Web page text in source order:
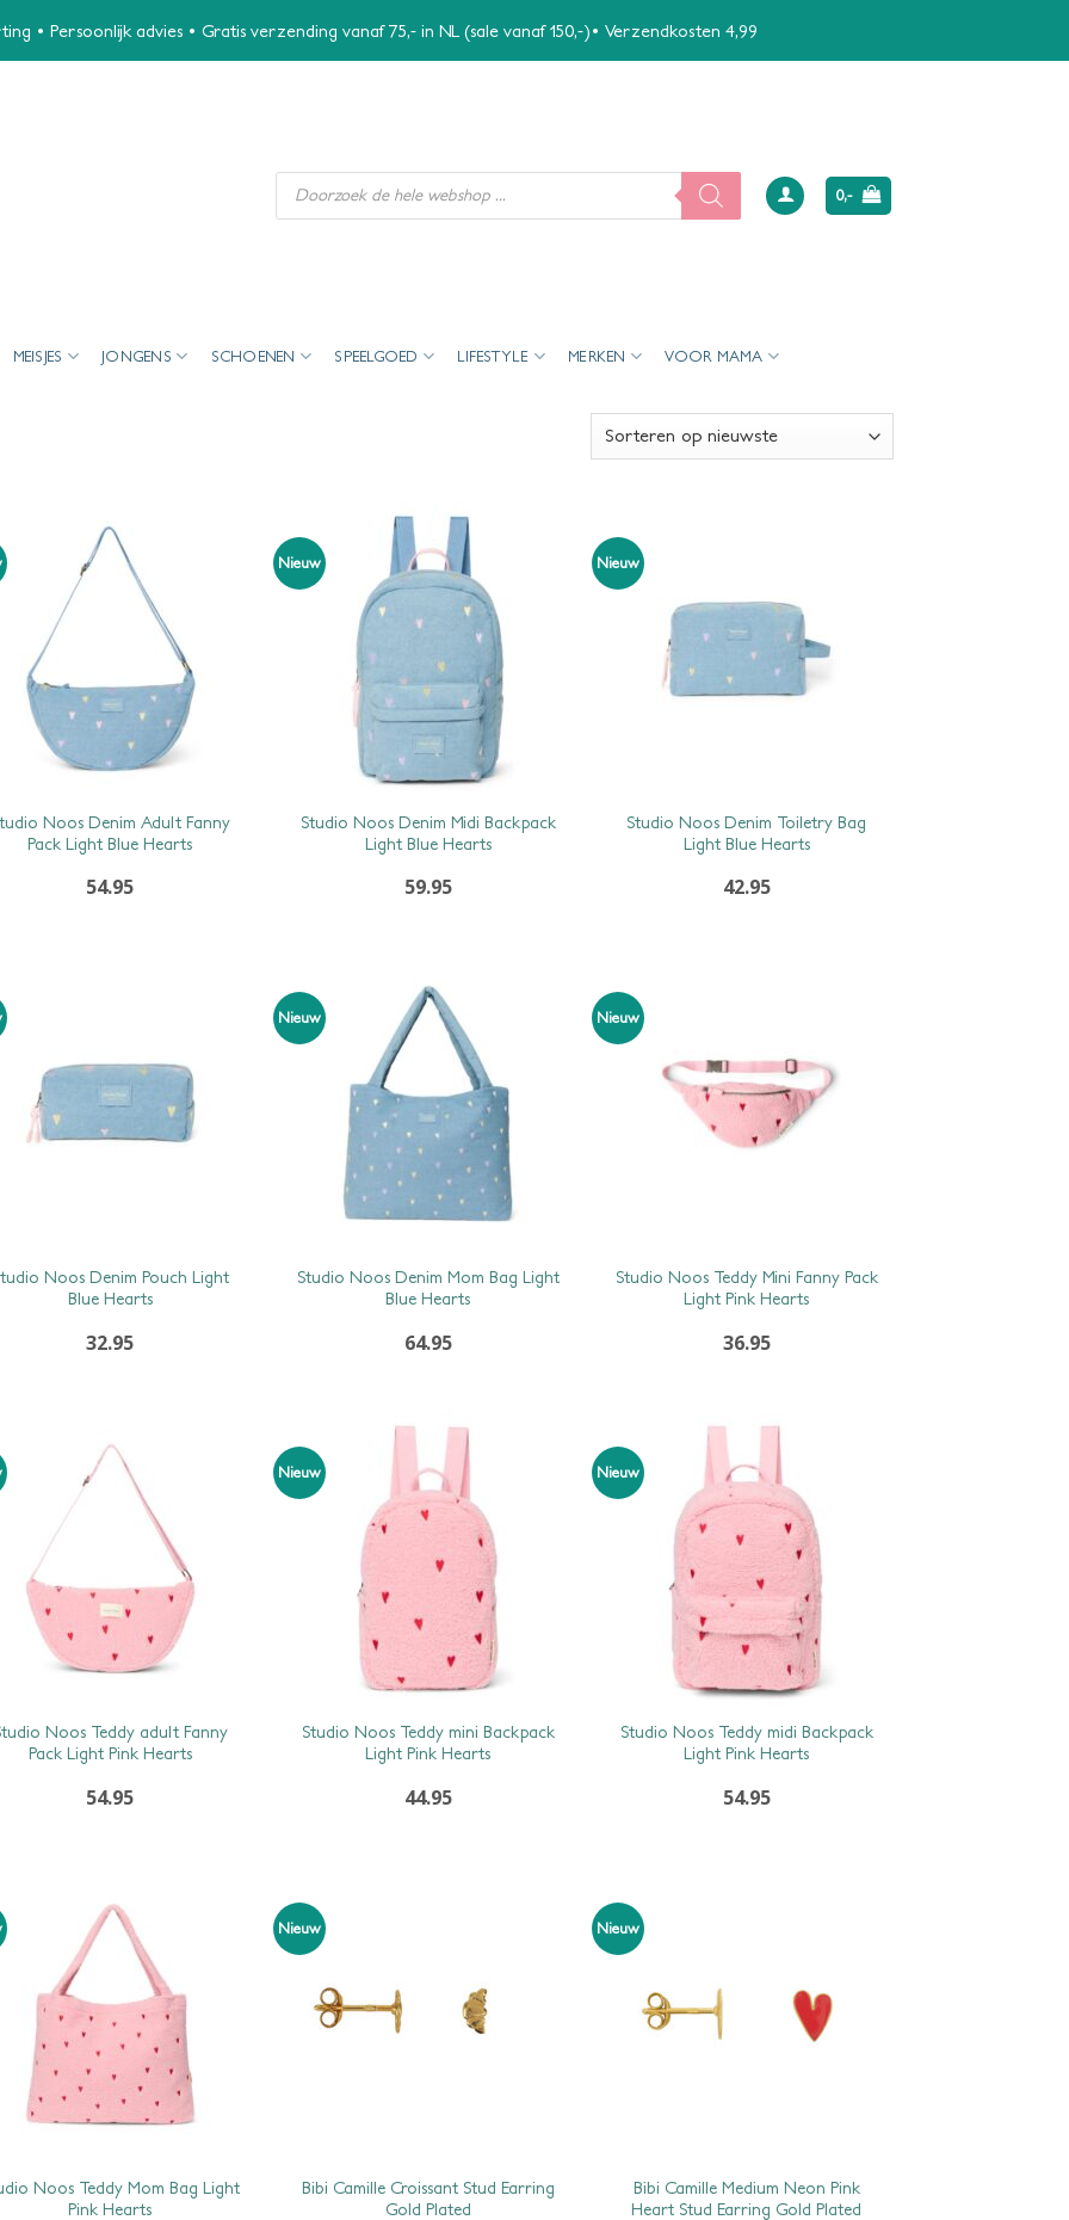
• Persoonlijk advies • Gratis verzending vanaf 75,- in NL (sale vanaf 150,-)• Verzendkosten 4,99
Producten
zoeken
0,-
MEISJES JONGENS SCHOENEN SPEELGOED LIFESTYLE MERKEN VOOR MAMA
Noos Denim Adult Fanny
Pack Light Blue Hearts
54.95
Nieuw
Studio Noos Denim Midi Backpack
Light Blue Hearts
59.95
Nieuw
Studio Noos Denim Toiletry Bag
Light Blue Hearts
42.95
Noos Denim Pouch Light
Blue Hearts
32.95
Nieuw
Studio Noos Denim Mom Bag Light
Blue Hearts
64.95
Nieuw
Studio Noos Teddy Mini Fanny Pack
Light Pink Hearts
36.95
Noos Teddy adult Fanny
Pack Light Pink Hearts
54.95
Nieuw
Studio Noos Teddy mini Backpack
Light Pink Hearts
44.95
Nieuw
Studio Noos Teddy midi Backpack
Light Pink Hearts
54.95
Noos Teddy Mom Bag Light
Pink Hearts
Nieuw
Bibi Camille Croissant Stud Earring
Gold Plated
Nieuw
Bibi Camille Medium Neon Pink
Heart Stud Earring Gold Plated